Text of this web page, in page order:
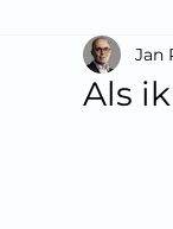
Podcast/video
Als
Jan